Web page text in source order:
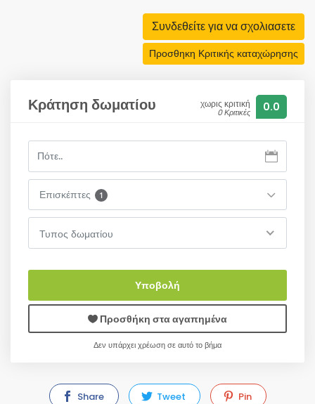
Συνδεθείτε για να σχολιασετε
Προσθηκη Κριτικής καταχώρησης
Κράτηση δωματίου χωρις κριτική
0 Κριτικές 0.0
Επισκέπτες 1
Τυπος δωματίου
Υποβολή
Προσθήκη στα αγαπημένα
Δεν υπάρχει χρέωση σε αυτό το βήμα
Share Tweet Pin